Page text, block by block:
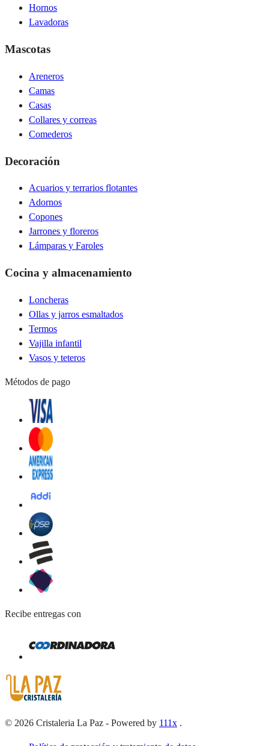
Hornos
Lavadoras
Mascotas
Areneros
Camas
Casas
Collares y correas
Comederos
Decoración
Acuarios y terrarios flotantes
Adornos
Copones
Jarrones y floreros
Lámparas y Faroles
Cocina y almacenamiento
Loncheras
Ollas y jarros esmaltados
Termos
Vajilla infantil
Vasos y teteros
Métodos de pago
Recibe entregas con
© 2026 Cristaleria La Paz - Powered by 111x .